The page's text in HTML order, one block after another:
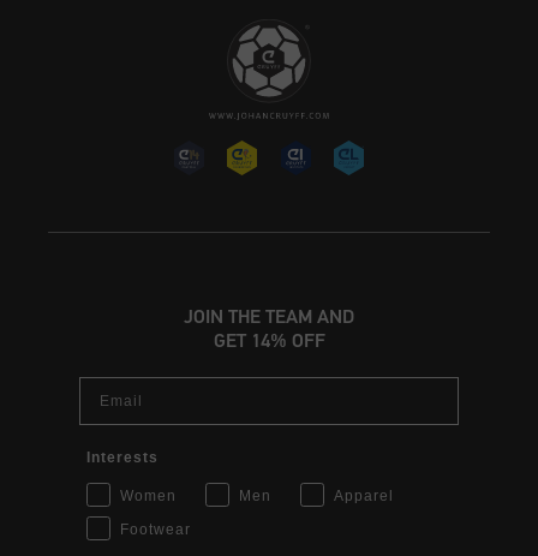
JOIN THE TEAM AND
GET 14% OFF
Interests
Women Men
Apparel
Footwear